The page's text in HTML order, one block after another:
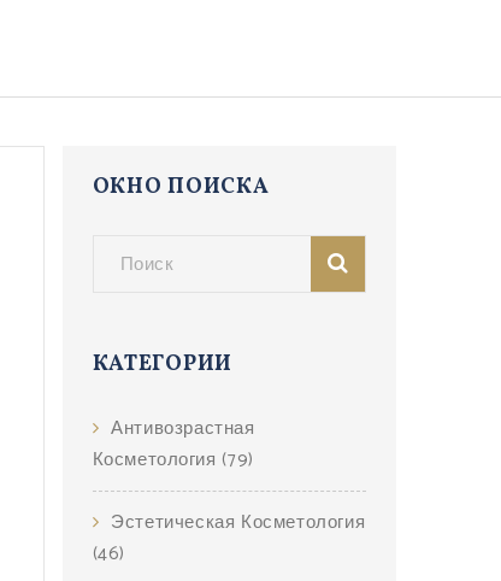
ОКНО ПОИСКА
КАТЕГОРИИ
Антивозрастная
Косметология (79)
Эстетическая Косметология
(46)